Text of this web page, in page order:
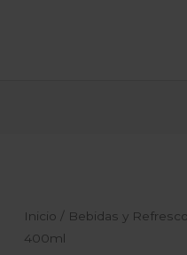
Inicio / Bebidas y
400ml
Colombiana
Postobon